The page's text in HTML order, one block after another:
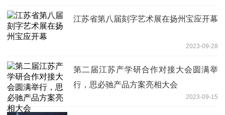
江苏省第八届刻字艺术展在扬州宝应开幕
2023-09-28
第二届江苏产学研合作对接大会圆满举
行，思必驰产品方案亮相大会
2023-09-15